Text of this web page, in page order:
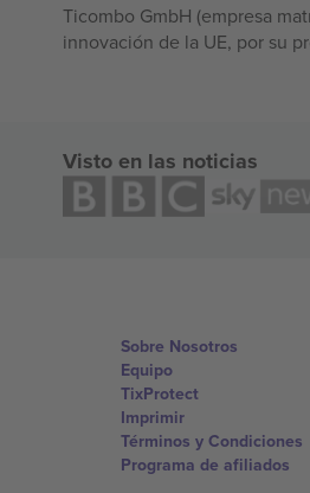
Ticombo GmbH (empresa
innovación de la UE, por su
Visto en las noticias
Sobre Nosotros
Equipo
TixProtect
Imprimir
Términos y Condiciones
Programa de afiliados